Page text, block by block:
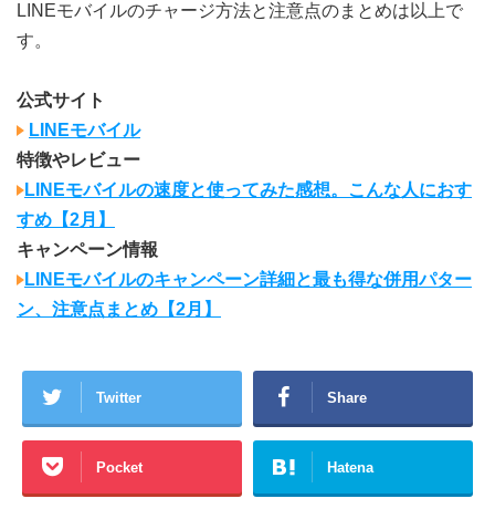
LINEモバイルのチャージ方法と注意点のまとめは以上で
す。
公式サイト
LINEモバイル
特徴やレビュー
LINEモバイルの速度と使ってみた感想。こんな人におす
すめ【2月】
キャンペーン情報
LINEモバイルのキャンペーン詳細と最も得な併用パター
ン、注意点まとめ【2月】
Twitter Share
Pocket Hatena